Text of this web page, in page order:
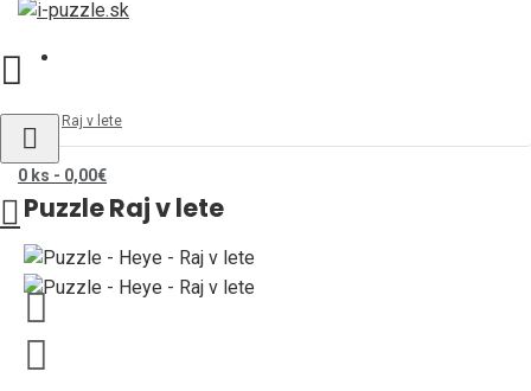
0 ks - 0,00€
Raj v lete
Puzzle Raj v lete